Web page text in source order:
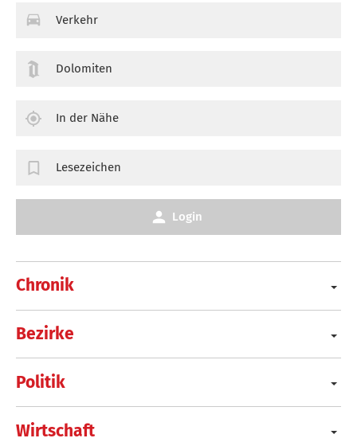
Chronik
Bezirke
Politik
Wirtschaft
Verkehr
Dolomiten
In der Nähe
Lesezeichen
Login